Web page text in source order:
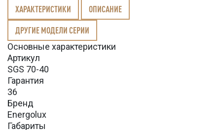
ХАРАКТЕРИСТИКИ ОПИСАНИЕ
ДРУГИЕ МОДЕЛИ СЕРИИ
Основные характеристики
Артикул
SGS 70-40
Гарантия
36
Бренд
Energolux
Габариты